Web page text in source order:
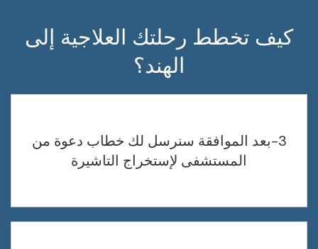
كيف تخطط رحلتك العلاجية إلى
الهند؟
3-بعد الموافقة سنرسل لك خطاب دعوة من
المستشفى لإستخراج التاشيرة